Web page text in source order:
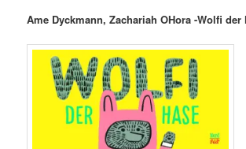
Ame Dyckmann, Zachariah OHora -Wolfi der